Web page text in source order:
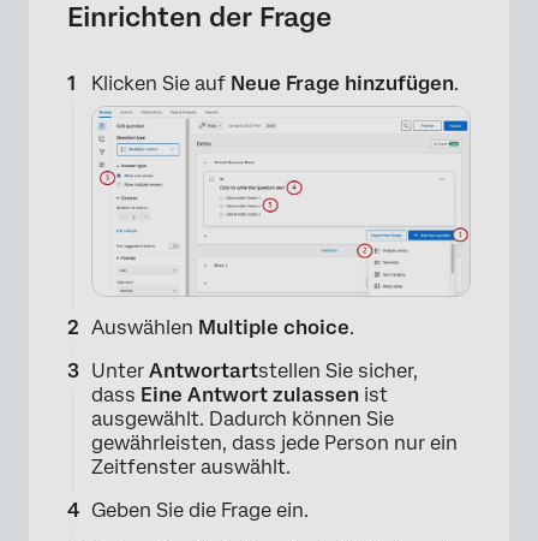
Einrichten der Frage
Klicken Sie auf Neue Frage hinzufügen.
Auswählen Multiple choice.
Unter Antwortartstellen Sie sicher,
dass Eine Antwort zulassen ist
ausgewählt. Dadurch können Sie
gewährleisten, dass jede Person nur ein
Zeitfenster auswählt.
Geben Sie die Frage ein.